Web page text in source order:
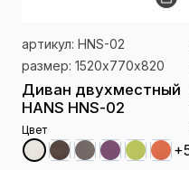
артикул: HNS-02
размер: 1520х770х820
Диван двухместный
HANS HNS-02
Цвет